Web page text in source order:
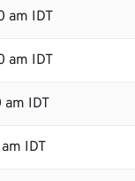
am IDT
am IDT
am IDT
IDT